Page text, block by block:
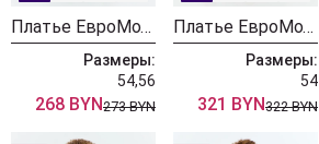
Платье ЕвроМода 601
Размеры:
54,56
268 BYN273 BYN
Платье ЕвроМода 606 бежевый + коричневый
Размеры:
54
321 BYN322 BYN